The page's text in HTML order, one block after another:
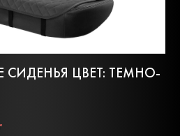
ЦВЕТ: ТЕМНО-